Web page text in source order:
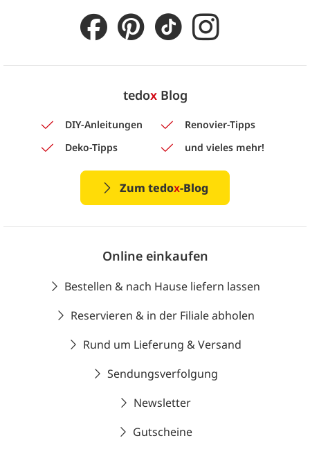
tedoxBlog
DIY-Anleitungen
Renovier-Tipps
Deko-Tipps
und vieles mehr!
Zum tedox-Blog
Online einkaufen
Bestellen & nach Hause liefern lassen
Reservieren & in der Filiale abholen
Rund um Lieferung & Versand
Sendungsverfolgung
Newsletter
Gutscheine